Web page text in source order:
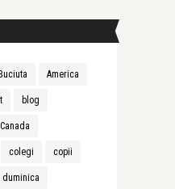
America
blog
Canada
colegi copii
duminica